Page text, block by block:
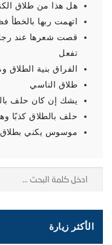
هل هذا من طلاق
اتهمت ربها
قصت شعرها عند رجل
تفعل
الفراق بنية الطلاق
طلاق الناسي
يشك إن كان حلف
حلف بالطلاق كذبًا
موسوس يكني بطلاق
الأكثر زيارة